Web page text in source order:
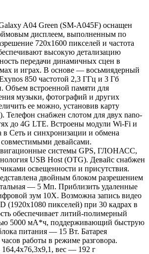
A04 Green (SM-A045F) оснащен
дисплеем, выполненным по
720x1600 пикселей и частота
высокую детализацию
передачи динамичных сцен в
и играх. В основе — восьмиядерный
850 частотой 2,3 ГГц и 3 Гб
Объем встроенной памяти для
музыки, фотографий и других
ее можно, установив карту
Телефон снабжен слотом для двух nano-
до 4G LTE. Встроены модули Wi-Fi и
в Сеть и синхронизации и обмена
девайсами.
системы GPS, ГЛОНАСС,
USB Host (OTG). Девайс снабжен
освещенности и присутствия.
двойным блоком разрешением
— 5 Мп. Приблизить удаленные
зум 10Х. Возможна запись видео
(1920x1080 пикселей) при 30 кадрах в
обеспечивает литий-полимерный
5000 мА*ч, поддерживающий быструю
питания — 15 Вт. Батарея
работы в режиме разговора.
вес — 192 г